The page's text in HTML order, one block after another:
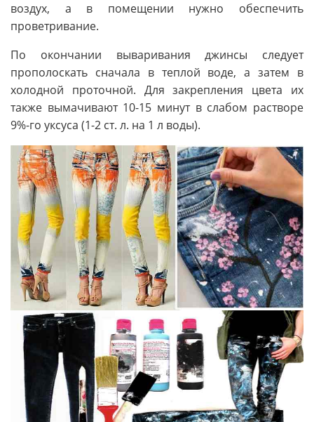
воздух, а в помещении нужно обеспечить
проветривание.
По окончании вываривания джинсы следует
прополоскать сначала в теплой воде, а затем в
холодной проточной. Для закрепления цвета их
также вымачивают 10-15 минут в слабом растворе
9%-го уксуса (1-2 ст. л. на 1 л воды).